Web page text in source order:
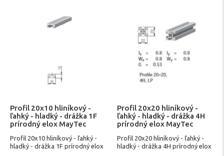
Profil 20x10 hliníkový -
ľahký - hladký - drážka 1F
prírodný elox MayTec
Profil 20x10 hliníkový - ľahký -
hladký - drážka 1F prírodný elox
Profil 20x20 hliníkový -
ľahký - hladký - drážka 4H
prírodný elox MayTec
Profil 20x20 hliníkový - ľahký -
hladký - drážka 4H prírodný elox